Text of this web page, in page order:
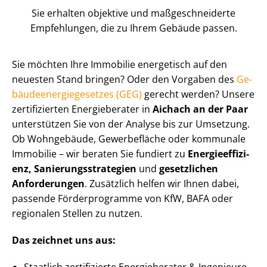
Sie erhalten objektive und maß­ge­schnei­der­te
Empfehlungen, die zu Ihrem Gebäude passen.
Sie möchten Ihre Immobilie energetisch auf den
neuesten Stand bringen? Oder den Vorgaben des Ge­
bäu­de­en­er­gie­ge­set­zes (GEG) gerecht werden? Unsere
zertifizierten Energieberater in Aichach an der Paar
unterstützen Sie von der Analyse bis zur Umsetzung.
Ob Wohngebäude, Gewerbefläche oder kommunale
Immobilie – wir beraten Sie fundiert zu En­er­gie­ef­fi­zi­
enz, Sa­nie­rungs­stra­te­gien und gesetzlichen
Anforderungen. Zusätzlich helfen wir Ihnen dabei,
passende Förderprogramme von KfW, BAFA oder
regionalen Stellen zu nutzen.
Das zeichnet uns aus: